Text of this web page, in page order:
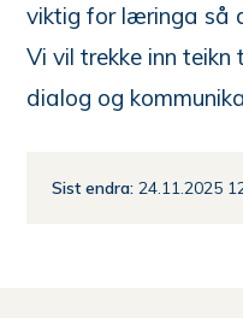
viktig for læringa så
Vi vil trekke inn
dialog og
Sist endra 24.11.2025